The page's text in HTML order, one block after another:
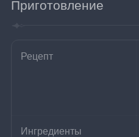
Приготовление
Рецепт
Ингредиенты